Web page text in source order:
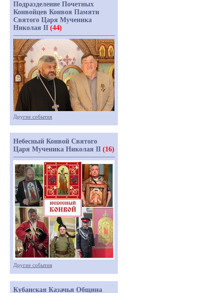
Подразделение Почетных
Конвойцев Конвоя Памяти
Святого Царя Мученика
Николая II (44)
Другие события
Небесный Конвой Святого
Царя Мученика Николая II (16)
Другие события
Кубанская Казачья Община